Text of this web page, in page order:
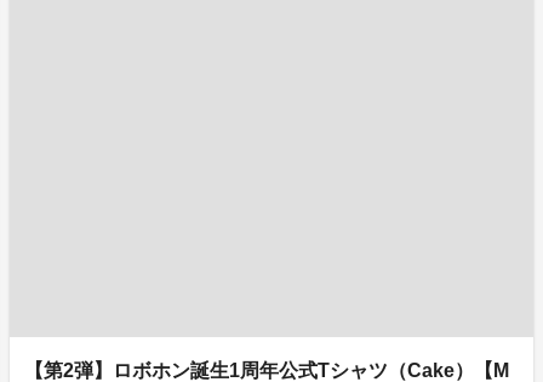
【第2弾】ロボホン誕生1周年公式Tシャツ（Cake）【M